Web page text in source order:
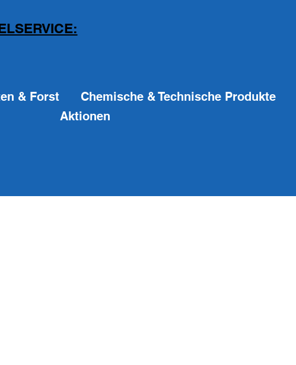
& Forst
Chemische & Technische Produkte
Aktionen